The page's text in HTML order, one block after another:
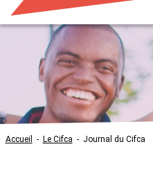
Accueil - Le Cifca - Journal du Cifca